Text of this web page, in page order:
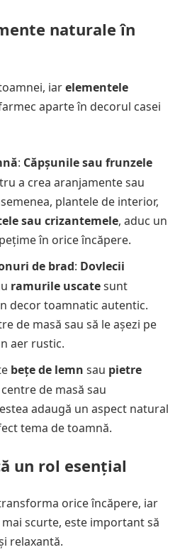
naturale în
iarelementele
aparte în decorul casei
: Căpșunile sau frunzele
a crea aranjamente sau
plantele de interior,
sau crizantemele, aduc un
în orice încăpere.
de brad: Dovlecii
ramurile uscatesunt
decor toamnatic autentic.
de masă sau să le așezi pe
aer rustic.
bețe de lemn sau pietre
de masă sau
adaugă un aspect natural
tema de toamnă.
un rol esențial
orice încăpere, iar
scurte, este important să
relaxantă.